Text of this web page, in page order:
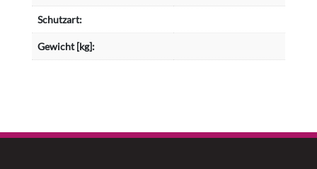
Schutzart:
Gewicht [kg]: